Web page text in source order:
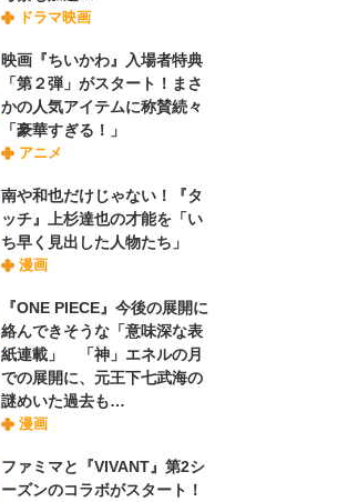
ドラマ映画
映画『ちいかわ』入場者特典
「第２弾」がスタート！まさ
かの人気アイテムに称賛続々
「豪華すぎる！」
アニメ
南や和也だけじゃない！『タ
ッチ』上杉達也の才能を「い
ち早く見出した人物たち」
漫画
『ONE PIECE』今後の展開に
絡んできそうな「意味深な表
紙連載」 「神」エネルの月
での展開に、元王下七武海の
謎めいた過去も…
漫画
ファミマと『VIVANT』第2シ
ーズンのコラボがスタート！